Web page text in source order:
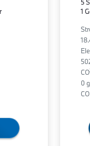
5
1
CO
0
CO